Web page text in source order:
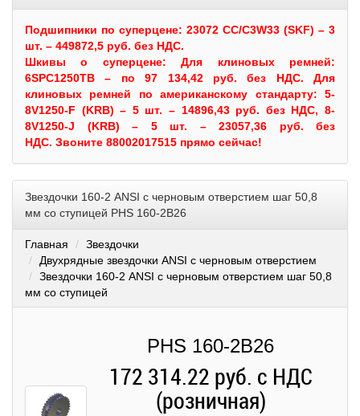
Подшипники по суперцене: 23072 CC/C3W33 (SKF) – 3
шт. – 449872,5 руб. без НДС.
Шкивыо суперцене:Для клиновых ремней:
6SPC1250TB – по 97 134,42 руб. без НДС. Для
клиновых ремней по американскому стандарту: 5-
8V1250-F (KRB) – 5 шт. – 14896,43 руб. без НДС, 8-
8V1250-J (KRB) – 5 шт. – 23057,36 руб. без
НДС. Звоните 88002017515 прямо сейчас!
Звездочки 160-2 ANSI с черновым отверстием шаг 50,8
мм со ступицей PHS 160-2B26
Главная
Звездочки
Двухрядные звездочки ANSI с черновым отверстием
Звездочки 160-2 ANSI с черновым отверстием шаг 50,8
мм со ступицей
PHS 160-2B26
172 314.22 руб. с НДС
(розничная)